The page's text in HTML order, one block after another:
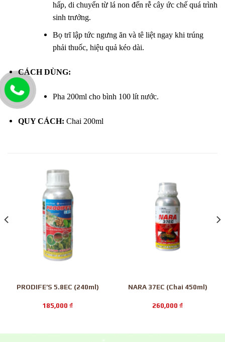
hấp, di chuyển từ lá non đến rễ cây ức chế quá trình
sinh trưởng.
Bọ trĩ lập tức ngưng ăn và tê liệt ngay khi trúng
phải thuốc, hiệu quả kéo dài.
CÁCH DÙNG:
Pha 200ml cho bình 100 lít nước.
QUY CÁCH: Chai 200ml
PRODIFE’S 5.8EC (240ml)
185,000 ₫
NARA 37EC (Chai 450ml)
260,000 ₫